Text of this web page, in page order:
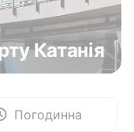
Катанія
Погодинна